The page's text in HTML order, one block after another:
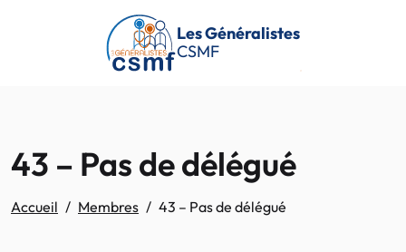
Passer au contenu principal
Les Généralistes
CSMF
43 – Pas de délégué
Accueil Membres 43 – Pas de délégué